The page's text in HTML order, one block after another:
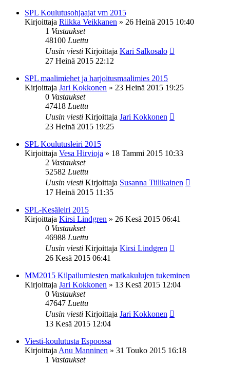
SPL Koulutusohjaajat vm 2015
Kirjoittaja Riikka Veikkanen » 26 Heinä 2015 10:40
1 Vastaukset
48100 Luettu
Uusin viesti Kirjoittaja Kari Salkosalo
27 Heinä 2015 22:12
SPL maalimiehet ja harjoitusmaalimies 2015
Kirjoittaja Jari Kokkonen » 23 Heinä 2015 19:25
0 Vastaukset
47418 Luettu
Uusin viesti Kirjoittaja Jari Kokkonen
23 Heinä 2015 19:25
SPL Koulutusleiri 2015
Kirjoittaja Vesa Hirvioja » 18 Tammi 2015 10:33
2 Vastaukset
52582 Luettu
Uusin viesti Kirjoittaja Susanna Tiilikainen
17 Heinä 2015 11:35
SPL-Kesäleiri 2015
Kirjoittaja Kirsi Lindgren » 26 Kesä 2015 06:41
0 Vastaukset
46988 Luettu
Uusin viesti Kirjoittaja Kirsi Lindgren
26 Kesä 2015 06:41
MM2015 Kilpailumiesten matkakulujen tukeminen
Kirjoittaja Jari Kokkonen » 13 Kesä 2015 12:04
0 Vastaukset
47647 Luettu
Uusin viesti Kirjoittaja Jari Kokkonen
13 Kesä 2015 12:04
Viesti-koulutusta Espoossa
Kirjoittaja Anu Manninen » 31 Touko 2015 16:18
1 Vastaukset